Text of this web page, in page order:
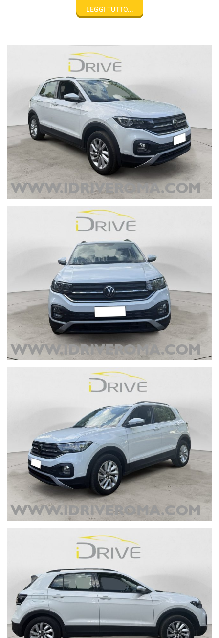
ore 19,00 ORARIO CONTINUATO !!
Disclaimer: Tutti i dati pubblicati, fotografie comprese, relativi alla
descrizione di questo veicolo sono stati compilati con cura, tuttavia,
potrebbero contenere errori e omissioni. Si declina quindi ogni
responsabilità se le informazioni consultate non corrispondono alle
caratteristiche del mezzo. La correttezza delle informazioni può
essere verificata in sede o contattando un consulente alle vendite.
Si prega pertanto di verificare, con i nostri consulenti dedicati, la
coerenza dei dati descritti.
www.idriveroma.com
LEGGI TUTTO...